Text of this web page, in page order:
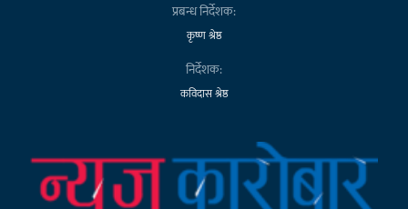
प्रबन्ध निर्देशक:
कृष्ण श्रेष्ठ
निर्देशक:
कविदास श्रेष्ठ